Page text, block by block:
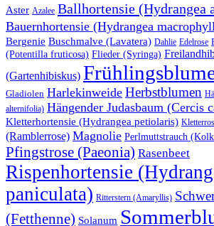
Aster Azalee Ballhortensie (Hydrangea
Bauernhortensie (Hydrangea
Bergenie Buschmalve (Lavatera) Dahlie Edelrose
(Potentilla fruticosa) Flieder (Syringa)
(Gartenhibiskus)
Gladiolen Harlekinweide Herbstblumen
alternifolia) Hängender Judasbaum (Cercis
Kletterhortensie (Hydrangea petiolaris)
(Ramblerrose) Magnolie Perlmuttstrauch
Pfingstrose (Paeonia) Rasenbeet
Rispenhortensie
paniculata) Ritterstern (Amaryllis)
(Fetthenne) Solanum